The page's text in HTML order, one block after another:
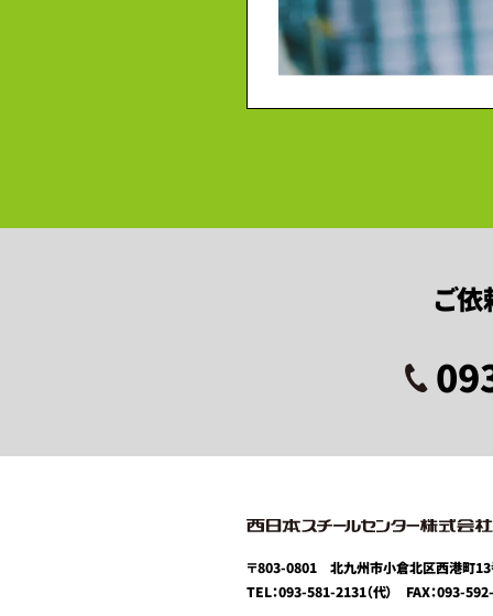
ご依
〒803-0801北九州市小倉北区西港町
TEL：093-581-2131（代） FAX：093-